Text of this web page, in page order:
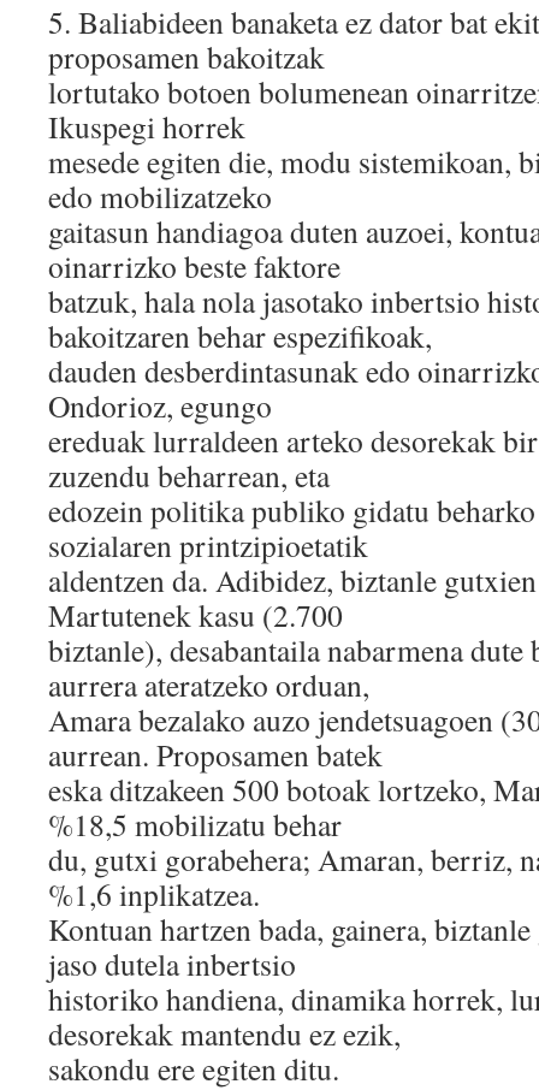
5.​ Baliabideen banaketa ez dator bat
proposamen bakoitzak
lortutako botoen bolumenean
Ikuspegi horrek
mesede egiten die, modu sistemikoan,
edo mobilizatzeko
gaitasun handiagoa duten auzoei,
oinarrizko beste faktore
batzuk, hala nola jasotako inbertsio
bakoitzaren behar espezifikoak,
dauden desberdintasunak edo
Ondorioz, egungo
ereduak lurraldeen arteko desorekak
zuzendu beharrean, eta
edozein politika publiko gidatu
sozialaren printzipioetatik
aldentzen da. Adibidez, biztanle
Martutenek kasu (2.700
biztanle), desabantaila nabarmena
aurrera ateratzeko orduan,
Amara bezalako auzo jendetsuagoen
aurrean. Proposamen batek
eska ditzakeen 500 botoak lortzeko,
%18,5 mobilizatu behar
du, gutxi gorabehera; Amaran, berriz,
%1,6 inplikatzea.
Kontuan hartzen bada, gainera,
jaso dutela inbertsio
historiko handiena, dinamika horrek,
desorekak mantendu ez ezik,
sakondu ere egiten ditu.